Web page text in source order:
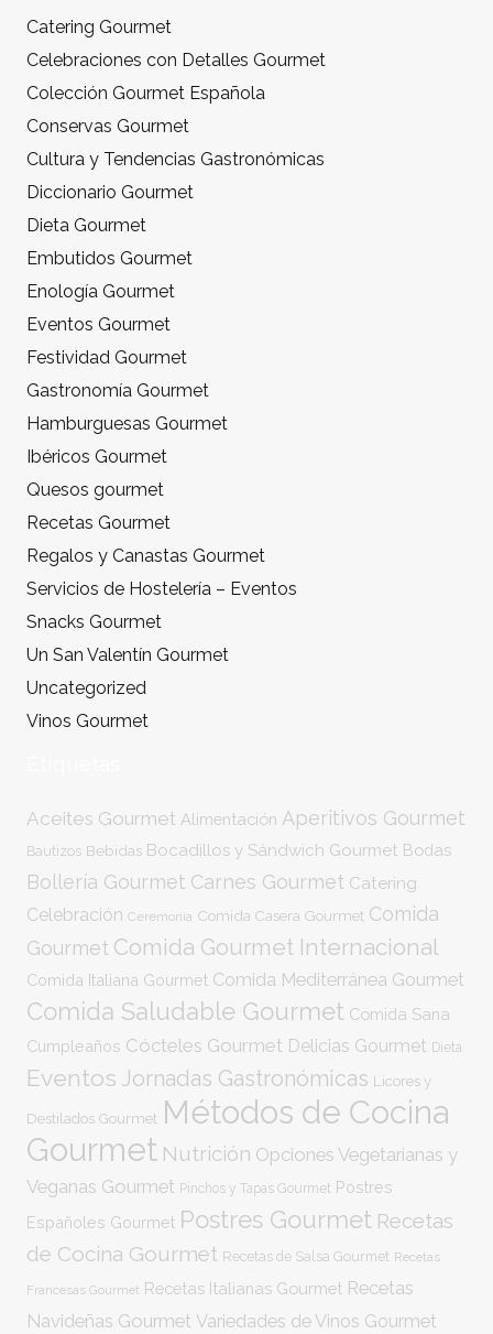
Catering Gourmet
Celebraciones con Detalles Gourmet
Colección Gourmet Española
Conservas Gourmet
Cultura y Tendencias Gastronómicas
Diccionario Gourmet
Dieta Gourmet
Embutidos Gourmet
Enología Gourmet
Eventos Gourmet
Festividad Gourmet
Gastronomía Gourmet
Hamburguesas Gourmet
Ibéricos Gourmet
Quesos gourmet
Recetas Gourmet
Regalos y Canastas Gourmet
Servicios de Hostelería – Eventos
Snacks Gourmet
Un San Valentín Gourmet
Uncategorized
Vinos Gourmet
Aceites Gourmet Alimentación Aperitivos Gourmet
Bautizos Bebidas Bocadillos y Sándwich Gourmet Bodas
Bollería Gourmet Carnes Gourmet Catering
Celebración Ceremonia Comida Casera Gourmet Comida
Gourmet Comida Gourmet Internacional
Comida Italiana Gourmet Comida Mediterránea Gourmet
Comida Saludable Gourmet Comida Sana
Cumpleaños Cócteles Gourmet Delicias Gourmet Dieta
Eventos Jornadas Gastronómicas Licores y
Destilados Gourmet Métodos de Cocina
Gourmet Nutrición Opciones Vegetarianas y
Veganas Gourmet Pinchos y Tapas Gourmet Postres
Españoles Gourmet Postres Gourmet Recetas
de Cocina Gourmet Recetas de Salsa Gourmet Recetas
Francesas Gourmet Recetas Italianas Gourmet Recetas
Navideñas Gourmet Variedades de Vinos Gourmet